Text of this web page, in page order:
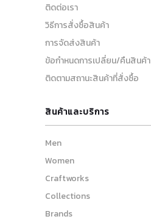
ติดต่อเรา
วิธีการสั่งซื้อสินค้า
การจัดส่งสินค้า
ข้อกำหนดการเปลี่ยน/คืนสินค้า
ติดตามสถานะสินค้าที่สั่งซื้อ
สินค้าและบริการ
Men
Women
Craftworks
Collections
Brands